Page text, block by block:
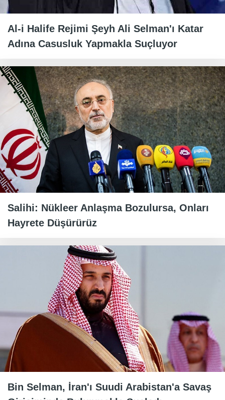
Al-i Halife Rejimi Şeyh Ali Selman'ı Katar
Adına Casusluk Yapmakla Suçluyor
Salihi: Nükleer Anlaşma Bozulursa, Onları
Hayrete Düşürürüz
Bin Selman, İran'ı Suudi Arabistan'a Savaş